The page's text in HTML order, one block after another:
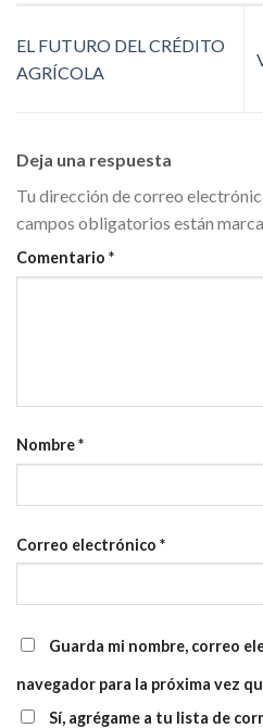
EL FUTURO DEL CRÉDITO
AGRÍCOLA
Deja una respuesta
Tu dirección de correo
campos obligatorios están
Comentario *
Nombre*
Correo electrónico *
Guarda mi nombre, correo
navegador para la próxima vez
Sí, agrégame a tu lista de